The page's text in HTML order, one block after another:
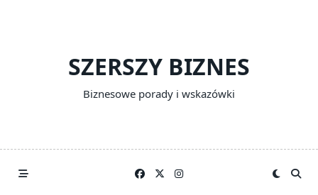
SZERSZY BIZNES
Biznesowe porady i wskazówki